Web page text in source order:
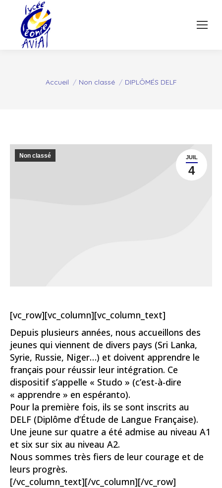
Vous êtes ici :
Accueil Non classé DIPLÔMÉS DELF
JUIL
4
Non classé
[vc_row][vc_column][vc_column_text]
Depuis plusieurs années, nous accueillons des
jeunes qui viennent de divers pays (Sri Lanka,
Syrie, Russie, Niger…) et doivent apprendre le
français pour réussir leur intégration. Ce
dispositif s’appelle « Studo » (c’est-à-dire
« apprendre » en espéranto).
Pour la première fois, ils se sont inscrits au
DELF (Diplôme d’Étude de Langue Française).
Une jeune sur quatre a été admise au niveau A1
et six sur six au niveau A2.
Nous sommes très fiers de leur courage et de
leurs progrès.
[/vc_column_text][/vc_column][/vc_row]